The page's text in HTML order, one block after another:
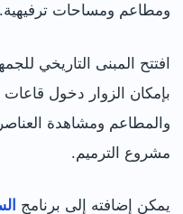
ومطاعم ومساحات ترفيهية.
بإمكان الزوار دخول قاعات
والمطاعم ومشاهدة
مشروع الترميم.
يمكن إضافته إلى برنامج